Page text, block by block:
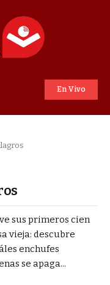
sus primeros cien
vieja: descubre
enchufes
se apaga...